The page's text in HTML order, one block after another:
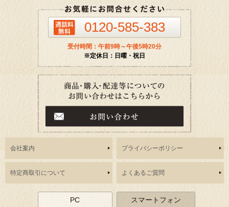
0120-585-383
受付時間：午前9時～午後5時20分
※定休日：日曜・祝日
会社案内 プライバシーポリシー
特定商取引について よくあるご質問
PC スマートフォン